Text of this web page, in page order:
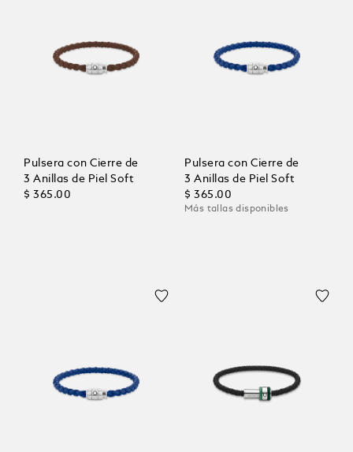
Pulsera con Cierre de
3 Anillas de Piel Soft
$ 365.00
Pulsera con Cierre de
3 Anillas de Piel Soft
$ 365.00
Más tallas disponibles